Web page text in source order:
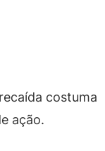
costuma
ação.